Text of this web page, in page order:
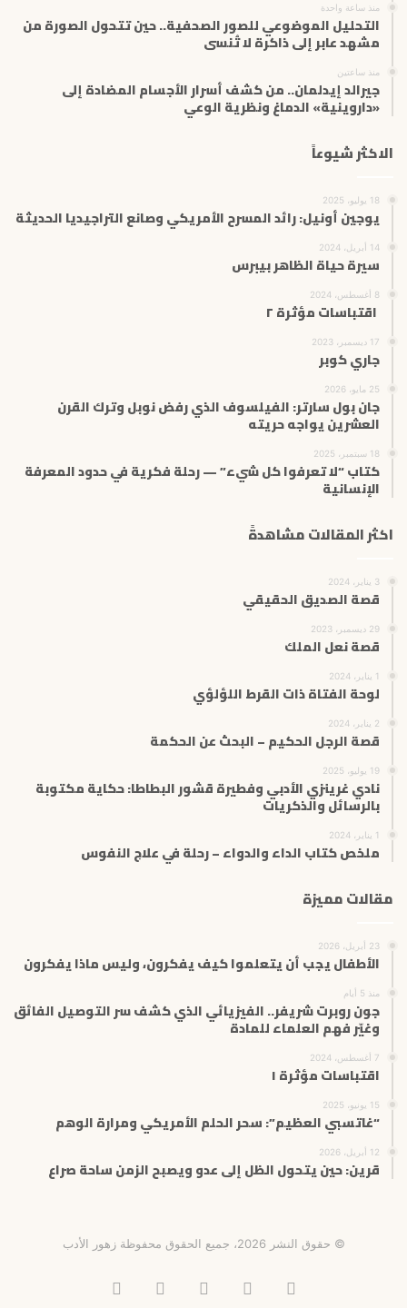
منذ ساعة واحدة
التحليل الموضوعي للصور الصحفية.. حين تتحول الصورة من
مشهد عابر إلى ذاكرة لا تُنسى
منذ ساعتين
جيرالد إيدلمان.. من كشف أسرار الأجسام المضادة إلى
«داروينية» الدماغ ونظرية الوعي
الاكثر شيوعاً
18 يوليو، 2025
يوجين أونيل: رائد المسرح الأمريكي وصانع التراجيديا الحديثة
14 أبريل، 2024
سيرة حياة الظاهر بيبرس
8 أغسطس، 2024
اقتباسات مؤثرة ٢
17 ديسمبر، 2023
جاري كوبر
25 مايو، 2026
جان بول سارتر: الفيلسوف الذي رفض نوبل وترك القرن
العشرين يواجه حريته
18 سبتمبر، 2025
كتاب “لا تعرفوا كل شيء” — رحلة فكرية في حدود المعرفة
الإنسانية
اكثر المقالات مشاهدةً
3 يناير، 2024
قصة الصديق الحقيقي
29 ديسمبر، 2023
قصة نعل الملك
1 يناير، 2024
لوحة الفتاة ذات القرط اللؤلؤي
2 يناير، 2024
قصة الرجل الحكيم – البحث عن الحكمة
19 يوليو، 2025
نادي غرينزي الأدبي وفطيرة قشور البطاطا: حكاية مكتوبة
بالرسائل والذكريات
1 يناير، 2024
ملخص كتاب الداء والدواء – رحلة في علاج النفوس
مقالات مميزة
23 أبريل، 2026
الأطفال يجب أن يتعلموا كيف يفكرون، وليس ماذا يفكرون
منذ 5 أيام
جون روبرت شريفر.. الفيزيائي الذي كشف سر التوصيل الفائق
وغيّر فهم العلماء للمادة
7 أغسطس، 2024
اقتباسات مؤثرة ١
15 يونيو، 2025
“غاتسبي العظيم”: سحر الحلم الأمريكي ومرارة الوهم
12 أبريل، 2026
قرين: حين يتحول الظل إلى عدو ويصبح الزمن ساحة صراع
© حقوق النشر 2026، جميع الحقوق محفوظة زهور الأدب
فيسبوك انستقرامتيلقرام